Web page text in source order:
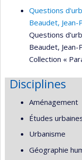
Questions
Beaudet,
Questions
Beaudet, Jean-
Collection «
Disciplines
Aménagement
Études
Urbanisme
Géographie